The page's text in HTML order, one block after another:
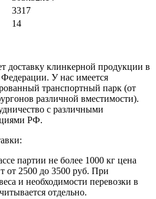
3317
14
доставку клинкерной продукции в
У нас имеется
транспортный парк (от
различной вместимости).
с различными
РФ.
партии не более 1000 кг цена
от 2500 до 3500 руб. При
и необходимости перевозки в
отдельно.